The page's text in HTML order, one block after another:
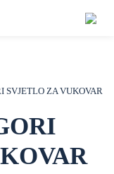
SVJETLO ZA VUKOVAR